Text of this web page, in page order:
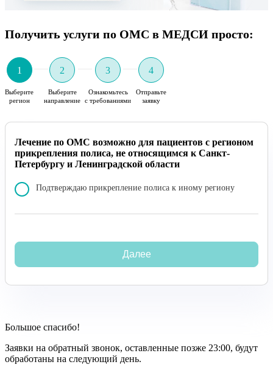
Получить услуги по ОМС в МЕДСИ просто:
1
Выберите
регион
2
Выберите
направление
3
Ознакомьтесь
с требованиями
4
Отправьте
заявку
Лечение по ОМС возможно для пациентов с регионом
прикрепления полиса, не относящимся к Санкт-
Петербургу и Ленинградской области
Подтверждаю прикрепление полиса к иному региону
Далее
Большое спасибо!
Заявки на обратный звонок, оставленные позже 23:00, будут
обработаны на следующий день.